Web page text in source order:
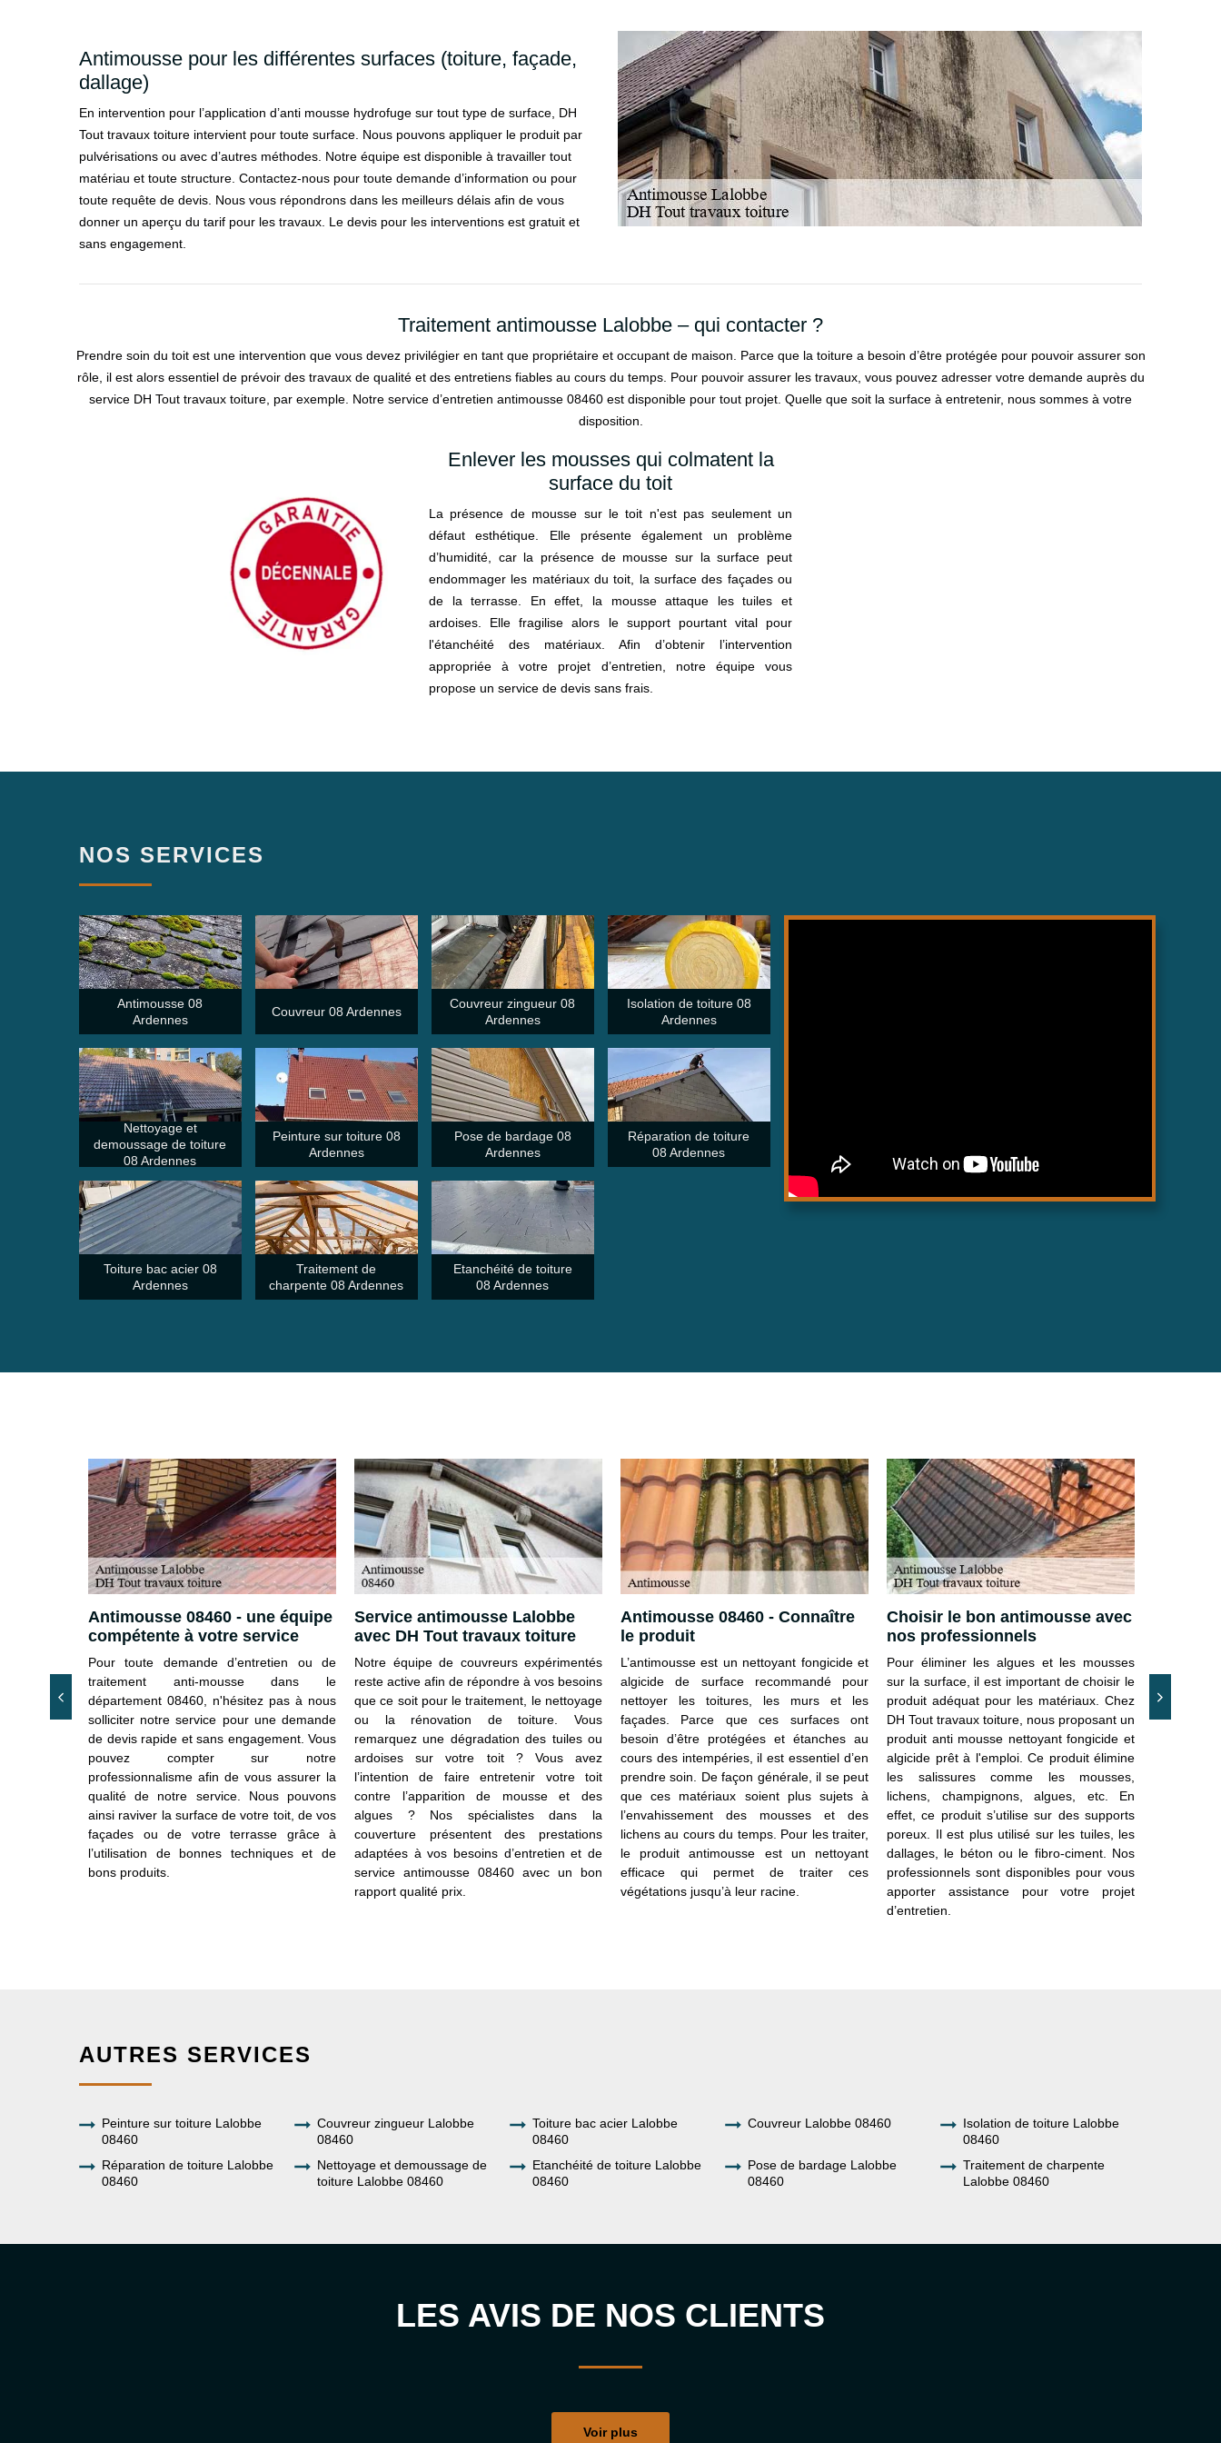
Antimousse pour les différentes surfaces (toiture, façade,
dallage)
En intervention pour l’application d’anti mousse hydrofuge sur tout type de surface, DH
Tout travaux toiture intervient pour toute surface. Nous pouvons appliquer le produit par
pulvérisations ou avec d’autres méthodes. Notre équipe est disponible à travailler tout
matériau et toute structure. Contactez-nous pour toute demande d’information ou pour
toute requête de devis. Nous vous répondrons dans les meilleurs délais afin de vous
donner un aperçu du tarif pour les travaux. Le devis pour les interventions est gratuit et
sans engagement.
Traitement antimousse Lalobbe – qui contacter ?
Prendre soin du toit est une intervention que vous devez privilégier en tant que propriétaire et occupant de maison. Parce que la toiture a besoin d’être protégée pour pouvoir assurer son
rôle, il est alors essentiel de prévoir des travaux de qualité et des entretiens fiables au cours du temps. Pour pouvoir assurer les travaux, vous pouvez adresser votre demande auprès du
service DH Tout travaux toiture, par exemple. Notre service d’entretien antimousse 08460 est disponible pour tout projet. Quelle que soit la surface à entretenir, nous sommes à votre
disposition.
Enlever les mousses qui colmatent la
surface du toit
La présence de mousse sur le toit n'est pas seulement un
défaut esthétique. Elle présente également un problème
d’humidité, car la présence de mousse sur la surface peut
endommager les matériaux du toit, la surface des façades ou
de la terrasse. En effet, la mousse attaque les tuiles et
ardoises. Elle fragilise alors le support pourtant vital pour
l'étanchéité des matériaux. Afin d’obtenir l’intervention
appropriée à votre projet d’entretien, notre équipe vous
propose un service de devis sans frais.
NOS SERVICES
Antimousse 08
Ardennes
Couvreur 08 Ardennes
Couvreur zingueur 08
Ardennes
Isolation de toiture 08
Ardennes
Nettoyage et
demoussage de toiture
08 Ardennes
Peinture sur toiture 08
Ardennes
Pose de bardage 08
Ardennes
Réparation de toiture
08 Ardennes
Toiture bac acier 08
Ardennes
Traitement de
charpente 08 Ardennes
Etanchéité de toiture
08 Ardennes
de notre
Antimousse 08460 - une équipe
compétente à votre service
Pour toute demande d’entretien ou de
traitement anti-mousse dans le
département 08460, n'hésitez pas à nous
solliciter notre service pour une demande
de devis rapide et sans engagement. Vous
pouvez compter sur notre
professionnalisme afin de vous assurer la
qualité de notre service. Nous pouvons
ainsi raviver la surface de votre toit, de vos
façades ou de votre terrasse grâce à
l’utilisation de bonnes techniques et de
bons produits.
Service antimousse Lalobbe
avec DH Tout travaux toiture
Notre équipe de couvreurs expérimentés
reste active afin de répondre à vos besoins
que ce soit pour le traitement, le nettoyage
ou la rénovation de toiture. Vous
remarquez une dégradation des tuiles ou
ardoises sur votre toit ? Vous avez
l’intention de faire entretenir votre toit
contre l’apparition de mousse et des
algues ? Nos spécialistes dans la
couverture présentent des prestations
adaptées à vos besoins d’entretien et de
service antimousse 08460 avec un bon
rapport qualité prix.
Antimousse 08460 - Connaître
le produit
L’antimousse est un nettoyant fongicide et
algicide de surface recommandé pour
nettoyer les toitures, les murs et les
façades. Parce que ces surfaces ont
besoin d’être protégées et étanches au
cours des intempéries, il est essentiel d’en
prendre soin. De façon générale, il se peut
que ces matériaux soient plus sujets à
l’envahissement des mousses et des
lichens au cours du temps. Pour les traiter,
le produit antimousse est un nettoyant
efficace qui permet de traiter ces
végétations jusqu’à leur racine.
Choisir le bon antimousse avec
nos professionnels
Pour éliminer les algues et les mousses
sur la surface, il est important de choisir le
produit adéquat pour les matériaux. Chez
DH Tout travaux toiture, nous proposant un
produit anti mousse nettoyant fongicide et
algicide prêt à l'emploi. Ce produit élimine
les salissures comme les mousses,
lichens, champignons, algues, etc. En
effet, ce produit s’utilise sur des supports
poreux. Il est plus utilisé sur les tuiles, les
dallages, le béton ou le fibro-ciment. Nos
professionnels sont disponibles pour vous
apporter assistance pour votre projet
d’entretien.
compter
DH Tout
AUTRES SERVICES
Peinture sur toiture Lalobbe
08460
Couvreur zingueur Lalobbe
08460
Toiture bac acier Lalobbe
08460
Couvreur Lalobbe 08460
Isolation de toiture Lalobbe
08460
Réparation de toiture Lalobbe
08460
Nettoyage et demoussage de
toiture Lalobbe 08460
Etanchéité de toiture Lalobbe
08460
Pose de bardage Lalobbe
08460
Traitement de charpente
Lalobbe 08460
LES AVIS DE NOS CLIENTS
Voir plus